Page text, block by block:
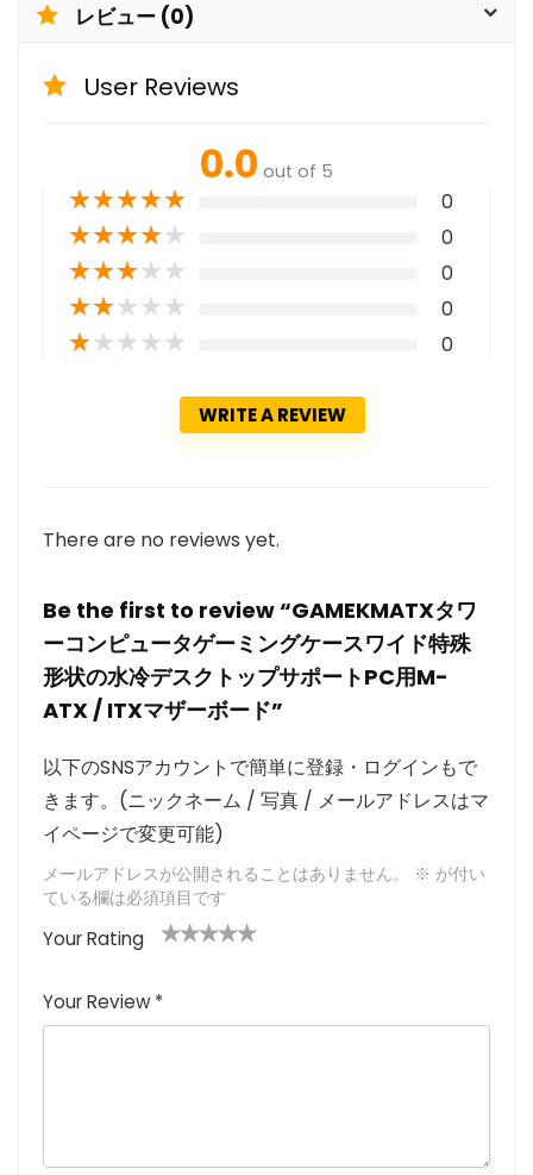
レビュー (0)
User Reviews
0.0 out of 5
★★★★★ 0
★★★★★ 0
★★★★★ 0
★★★★★ 0
★★★★★ 0
WRITE A REVIEW
There are no reviews yet.
Be the first to review “GAMEKMATXタワ
ーコンピュータゲーミングケースワイド特殊
形状の水冷デスクトップサポートPC用M-
ATX / ITXマザーボード”
以下のSNSアカウントで簡単に登録・ログインもで
きます。(ニックネーム / 写真 / メールアドレスはマ
イページで変更可能)
メールアドレスが公開されることはありません。 ※ が付い
ている欄は必須項目です
Your Rating
つ
星
星
(最
(最高
評価:
(最高評
価: 5つ
高評価: 5
つ星)
Your Review *